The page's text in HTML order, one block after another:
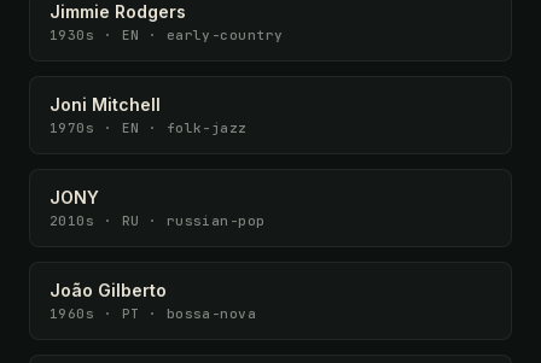
Jimmie Rodgers
1930s · EN · early-country
Joni Mitchell
1970s · EN · folk-jazz
JONY
2010s · RU · russian-pop
João Gilberto
1960s · PT · bossa-nova